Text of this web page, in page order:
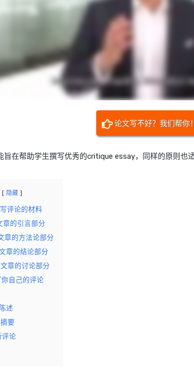
论文写不好？我们帮你！
旨在帮助学生撰写优秀的critique essay，同样的原则也
隐藏
评论的材料
章的引言部分
章的方法论部分
章的结论部分
章的讨论部分
自己的评论
述
要
评论